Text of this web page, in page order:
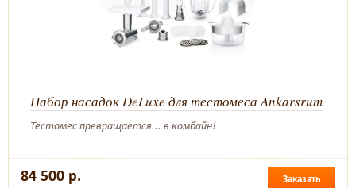
Набор насадок DeLuxe для тестомеса Ankarsrum
Тестомес превращается... в комбайн!
84 500 р. Заказать